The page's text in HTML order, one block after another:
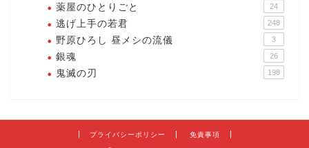
薬屋のひとりごと 24
逃げ上手の若君 248
野原ひろし 昼メシの流儀 3
銀魂 26
鬼滅の刃 198
プライバシーポリシー 免責事項